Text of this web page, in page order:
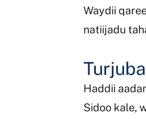
Waydii
natiijadu
Haddii
Sidoo kale,